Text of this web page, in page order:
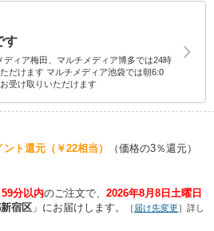
す
ディア梅田、マルチメディア博多では24時
だけます マルチメディア池袋では朝6:0
受け取りいただけます
ント還元 （￥22相当） （価格の3％還元）
分以内のご注文で、 2026年8月8日土曜日
宿区 」にお届けします。 ［届け先変更］詳し